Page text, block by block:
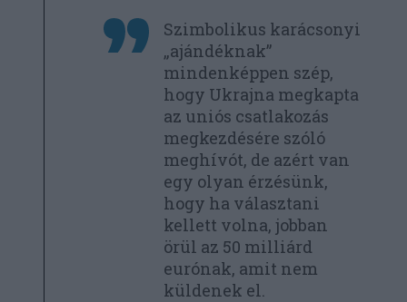
Szimbolikus karácsonyi
„ajándéknak”
mindenképpen szép,
hogy Ukrajna megkapta
az uniós csatlakozás
megkezdésére szóló
meghívót, de azért van
egy olyan érzésünk,
hogy ha választani
kellett volna, jobban
örül az 50 milliárd
eurónak, amit nem
küldenek el.